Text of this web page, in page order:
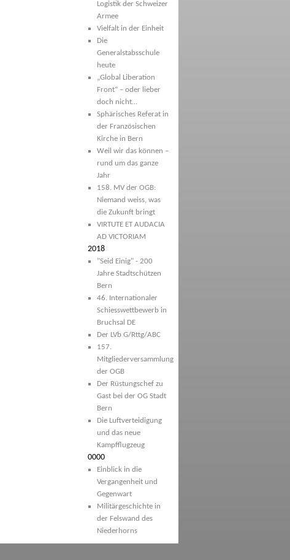
Logistik der Schweizer
Armee
Vielfalt in der Einheit
Die
Generalstabsschule
heute
„Global Liberation
Front“ – oder lieber
doch nicht…
Sphärisches Referat in
der Französischen
Kirche in Bern
Weil wir das können –
rund um das ganze
Jahr
158. MV der OGB:
Niemand weiss, was
die Zukunft bringt
VIRTUTE ET AUDACIA
AD VICTORIAM
2018
"Seid Einig" - 200
Jahre Stadtschützen
Bern
46. Internationaler
Schiesswettbewerb in
Bruchsal DE
Der LVb G/Rttg/ABC
157.
Mitgliederversammlung
der OGB
Der Rüstungschef zu
Gast bei der OG Stadt
Bern
Die Luftverteidigung
und das neue
Kampfflugzeug
0000
Einblick in die
Vergangenheit und
Gegenwart
Militärgeschichte in
der Felswand des
Niederhorns